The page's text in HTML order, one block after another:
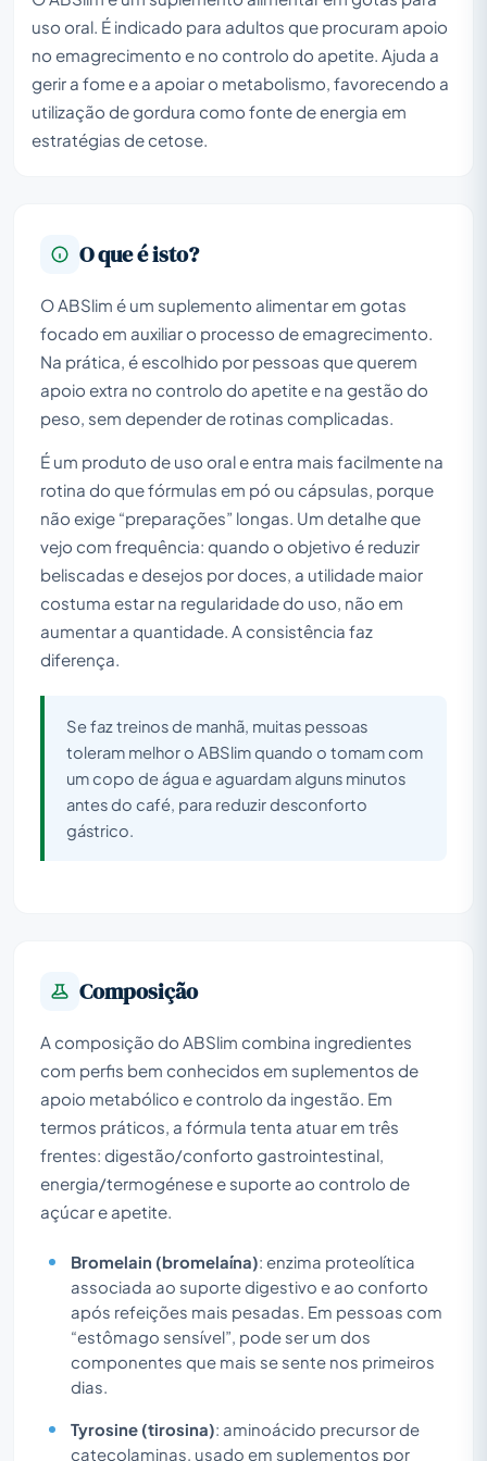
uso oral. É indicado para adultos que procuram apoio
no emagrecimento e no controlo do apetite. Ajuda a
gerir a fome e a apoiar o metabolismo, favorecendo a
utilização de gordura como fonte de energia em
estratégias de cetose.
O que é isto?
O ABSlim é um suplemento alimentar em gotas
focado em auxiliar o processo de emagrecimento.
Na prática, é escolhido por pessoas que querem
apoio extra no controlo do apetite e na gestão do
peso, sem depender de rotinas complicadas.
É um produto de uso oral e entra mais facilmente na
rotina do que fórmulas em pó ou cápsulas, porque
não exige “preparações” longas. Um detalhe que
vejo com frequência: quando o objetivo é reduzir
beliscadas e desejos por doces, a utilidade maior
costuma estar na regularidade do uso, não em
aumentar a quantidade. A consistência faz
diferença.
Se faz treinos de manhã, muitas pessoas
toleram melhor o ABSlim quando o tomam com
um copo de água e aguardam alguns minutos
antes do café, para reduzir desconforto
gástrico.
Composição
A composição do ABSlim combina ingredientes
com perfis bem conhecidos em suplementos de
apoio metabólico e controlo da ingestão. Em
termos práticos, a fórmula tenta atuar em três
frentes: digestão/conforto gastrointestinal,
energia/termogénese e suporte ao controlo de
açúcar e apetite.
Bromelain (bromelaína): enzima proteolítica
associada ao suporte digestivo e ao conforto
após refeições mais pesadas. Em pessoas com
“estômago sensível”, pode ser um dos
componentes que mais se sente nos primeiros
dias.
Tyrosine (tirosina): aminoácido precursor de
catecolaminas, usado em suplementos por